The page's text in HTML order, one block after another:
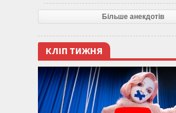
Більше анекдотів
КЛІП ТИЖНЯ